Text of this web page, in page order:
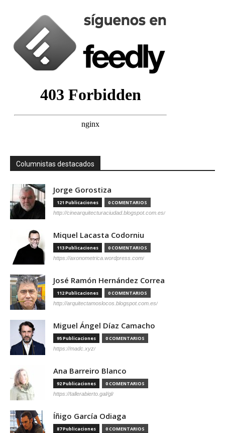
Columnistas destacados
Jorge Gorostiza
121 Publicaciones 0 COMENTARIOS
http://cinearquitecturaciudad.blogspot.com.es/
Miquel Lacasta Codorniu
113 Publicaciones 0 COMENTARIOS
https://axonometrica.wordpress.com/
José Ramón Hernández Correa
112 Publicaciones 0 COMENTARIOS
http://arquitectamoslocos.blogspot.com.es/
Miguel Ángel Díaz Camacho
95 Publicaciones 0 COMENTARIOS
https://madc.xyz/
Ana Barreiro Blanco
92 Publicaciones 0 COMENTARIOS
https://tallerabierto.gal/gl/
Íñigo García Odiaga
87 Publicaciones 0 COMENTARIOS